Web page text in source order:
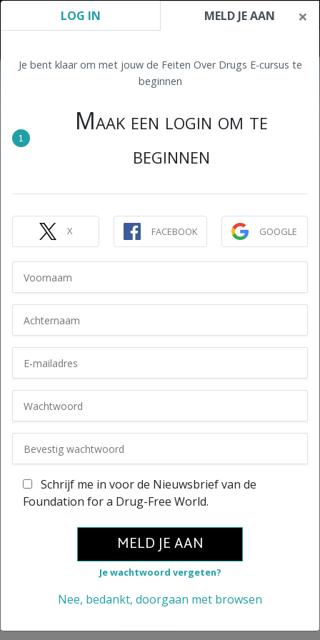
×
LOG IN MELD JE AAN
Je bent klaar om met jouw de Feiten Over Drugs E-cursus te
beginnen
1
Maak een login om te
beginnen
X FACEBOOK GOOGLE
Schrijf me in voor de Nieuwsbrief van de
Foundation for a Drug-Free World.
MELD JE AAN
Je wachtwoord vergeten?
Nee, bedankt, doorgaan met browsen